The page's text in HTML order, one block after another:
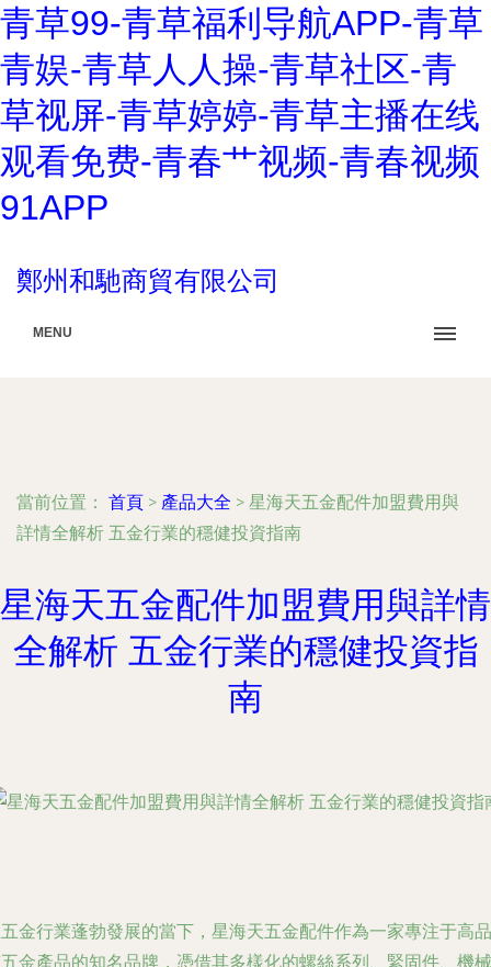
青草99-青草福利导航APP-青草
青娱-青草人人操-青草社区-青
草视屏-青草婷婷-青草主播在线
观看免费-青春艹视频-青春视频
91APP
鄭州和馳商貿有限公司
MENU
當前位置： 首頁 > 產品大全 > 星海天五金配件加盟費用與
詳情全解析 五金行業的穩健投資指南
星海天五金配件加盟費用與詳情
全解析 五金行業的穩健投資指
南
金行業蓬勃發展的當下，星海天五金配件作為一家專注于高品
金產品的知名品牌，憑借其多樣化的螺絲系列、緊固件、機械